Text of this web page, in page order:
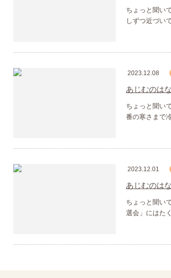
ちょっと聞い
しずつ近づい
2023.12.08
あじむのは
ちょっと聞い
番の寒さまで
2023.12.01
あじむのは
ちょっと聞い
選会」にはた